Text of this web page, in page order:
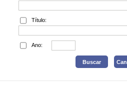
Título:
Ano: